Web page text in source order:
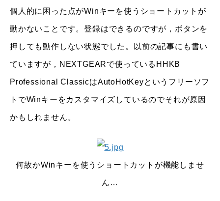
個人的に困った点がWinキーを使うショートカットが
動かないことです。登録はできるのですが，ボタンを
押しても動作しない状態でした。以前の記事にも書い
ていますが，NEXTGEARで使っているHHKB
Professional ClassicはAutoHotKeyというフリーソフ
トでWinキーをカスタマイズしているのでそれが原因
かもしれません。
何故かWinキーを使うショートカットが機能しませ
ん…